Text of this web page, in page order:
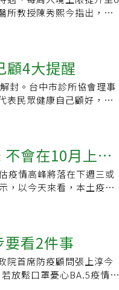
民眾持續配戴口罩，如
健康衝擊。
的現況，衛福部長薛瑞元
然因感染症患者用藥非常
下，只剩雞尾酒療法，
，用次等武器也要戰到
藥物，安全性有效性都獲
療武器。食藥署指出，
清教授曾主導數個抗生
驗。據他觀察，不少細
年的既有藥物，反而看
除了全新化學成分的新
。他指出，部分抗生素因
抗生素「多黏菌素
議用於靜脈注射方式給
性外另也符合美國食品藥
規要求進而重新再次上
要引進國內，卻必須重
現各種不公平情況，也都
但至少不用跟醫院交代要
自或與特定對象共餐。離
於加強型防疫旅館/集中檢
、檢測措施：(一)入境
家用抗原快篩試劑。
測1次。2. 自主防疫期間
有症狀時。4. 檢測結果
入境時通報疾病管制署之
唾液採檢及優先搭乘防疫
、全面恢復免簽證待遇機
同步取消旅行團限團令。
之責任院所(含衛生所)評
騎車、步行、家人親友
時，請佩戴醫用口罩且禁
維護國內社區安全。
期間結束為止。至於防疫
方式，除現行親友/機關團
車排班，但兼具防疫任
收費方式，以跳表方式
。交通部也說，因現行各
專車不受10月13日開放
所教授陳秀熙今指出，
十二月達成流感化的心
視模型。陳秀熙表示，
免疫逃脫等特性，但
始下降，其他區域疫情也
案僅有上呼吸道症狀，
有上升，但絕對數字很
10萬分之0.18，0到49歲
高峰的狀況，可預期接下
10萬分之0.1以下，50到
死亡。第二步，則是醫
力夠嗎？確診導致居家
，因此8月超額死亡率仍
重點措施就是「解除無症
護人力，也有助各行各業
顧4大提醒
封。台中市診所協會理事
表民眾健康自己顧好，提
篩 PCR 政策，改為發放
芳認為，邊境「0＋7」
就是不用隔離，只須自
全面恢復免簽證待遇機
濟發展，但面對政府的
住民及18歲以上免疫不
二，至於6個月到4歲幼
苗要打好打滿，避免幼兒
指出，第三，根據今年澳
會在10月上旬
疫情高峰將落在下週三或
，以今天來看，本土疫情
在十月上旬解封。今日
施放寬，有一份放寬規
」天。對此，王必勝予
都有和各部會討論邊境開
，討論之後內容都已經
看2件事
院首席防疫顧問張上淳今
放鬆口罩憂心BA.5疫情恨